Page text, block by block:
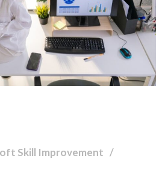
Skill Improvement